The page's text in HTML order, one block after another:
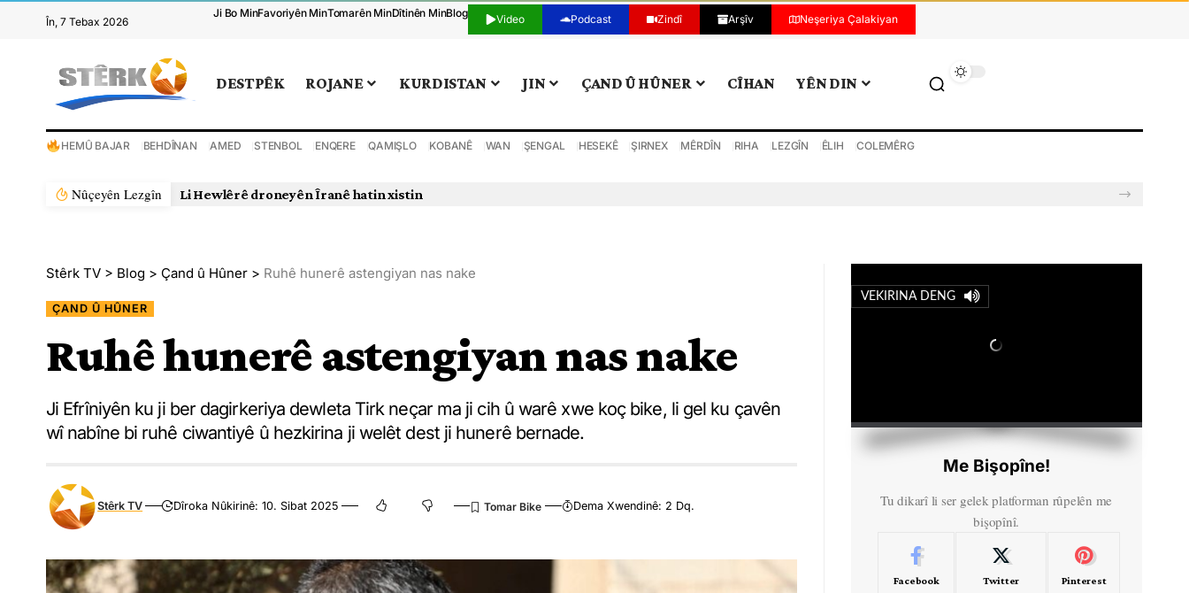
În, 7 Tebax 2026
Ji Bo MinFavoriyên MinTomarên MinDîtinên MinBlog Video Podcast Zindî Arşîv Neşeriya Çalakiyan
DESTPÊK ROJANE KURDISTAN JIN ÇAND Û HÛNER CÎHAN YÊN DIN
HEMÛ BAJAR BEHDÎNAN AMED STENBOL ENQERE QAMIŞLO KOBANÊ WAN ŞENGAL HESEKÊ ŞIRNEX MÊRDÎN RIHA LEZGÎN ÊLIH COLEMÊRG
Nûçeyên Lezgîn Li Hewlêrê droneyên Îranê hatin xistin
Stêrk TV > Blog > Çand û Hûner > Ruhê hunerê astengiyan nas nake
ÇAND Û HÛNER
Ruhê hunerê astengiyan nas nake
Ji Efrîniyên ku ji ber dagirkeriya dewleta Tirk neçar ma ji cih û warê xwe koç bike, li gel ku çavên
wî nabîne bi ruhê ciwantiyê û hezkirina ji welêt dest ji hunerê bernade.
Stêrk TV Dîroka Nûkirinê: 10. Sibat 2025 Dema Xwendinê: 2 Dq.
VEKIRINA DENG
Me Bişopîne!
Tu dikarî li ser gelek platforman rûpelên me
bişopînî.
Facebook Twitter Pinterest